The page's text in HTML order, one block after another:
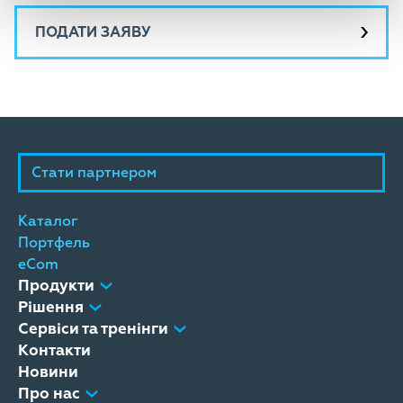
ПОДАТИ ЗАЯВУ
Стати партнером
Каталог
Портфель
eCom
Продукти
Рішення
Сервіси та тренінги
Контакти
Новини
Про нас